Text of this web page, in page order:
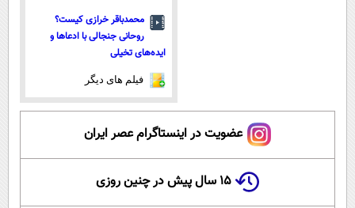
محمدباقر خرازی کیست؟
روحانی جنجالی با ادعاها و
ایده‌های تخیلی
فیلم های دیگر
عضویت در اینستاگرام عصر ایران
۱۵ سال پیش در چنین روزی